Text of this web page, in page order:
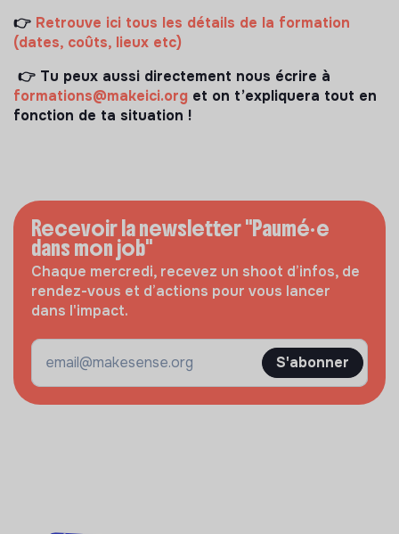
👉 Retrouve ici tous les détails de la formation
(dates, coûts, lieux etc)
👉 Tu peux aussi directement nous écrire à
formations@makeici.org et on t’expliquera tout en
fonction de ta situation !
Recevoir la newsletter "Paumé·e
dans mon job"
Chaque mercredi, recevez un shoot d’infos, de
rendez-vous et d’actions pour vous lancer
dans l'impact.
S'abonner